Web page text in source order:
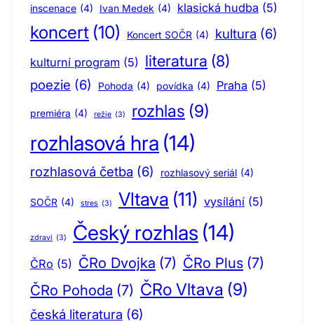
inscenace (4) Ivan Medek (4) klasická hudba (5)
koncert (10) Koncert SOČR (4) kultura (6)
kulturní program (5) literatura (8)
poezie (6) Pohoda (4) povídka (4) Praha (5)
premiéra (4) režie (3) rozhlas (9)
rozhlasová hra (14)
rozhlasová četba (6) rozhlasový seriál (4)
SOČR (4) stres (3) Vltava (11) vysílání (5)
zdraví (3) Český rozhlas (14)
ČRo (5) ČRo Dvojka (7) ČRo Plus (7)
ČRo Pohoda (7) ČRo Vltava (9)
česká literatura (6)